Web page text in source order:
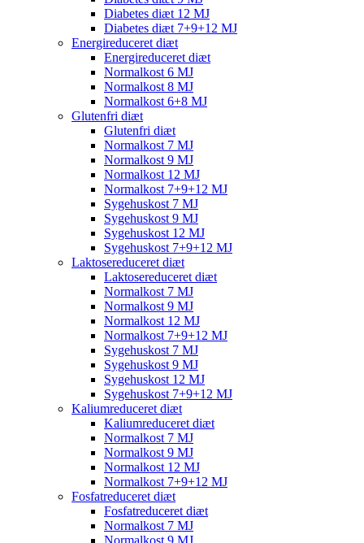
Diabetes diæt 12 MJ
Diabetes diæt 7+9+12 MJ
Energireduceret diæt
Energireduceret diæt
Normalkost 6 MJ
Normalkost 8 MJ
Normalkost 6+8 MJ
Glutenfri diæt
Glutenfri diæt
Normalkost 7 MJ
Normalkost 9 MJ
Normalkost 12 MJ
Normalkost 7+9+12 MJ
Sygehuskost 7 MJ
Sygehuskost 9 MJ
Sygehuskost 12 MJ
Sygehuskost 7+9+12 MJ
Laktosereduceret diæt
Laktosereduceret diæt
Normalkost 7 MJ
Normalkost 9 MJ
Normalkost 12 MJ
Normalkost 7+9+12 MJ
Sygehuskost 7 MJ
Sygehuskost 9 MJ
Sygehuskost 12 MJ
Sygehuskost 7+9+12 MJ
Kaliumreduceret diæt
Kaliumreduceret diæt
Normalkost 7 MJ
Normalkost 9 MJ
Normalkost 12 MJ
Normalkost 7+9+12 MJ
Fosfatreduceret diæt
Fosfatreduceret diæt
Normalkost 7 MJ
Normalkost 9 MJ